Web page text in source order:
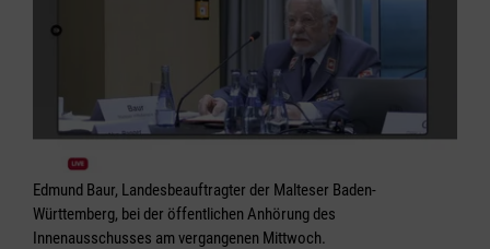
Edmund Baur, Landesbeauftragter der Malteser Baden-
Württemberg, bei der öffentlichen Anhörung des
Innenausschusses am vergangenen Mittwoch.